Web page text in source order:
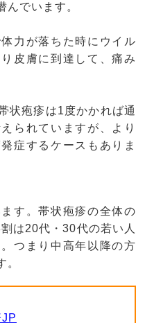
んでいます。
力が落ちた時にウイル
皮膚に到達して、痛み
状疱疹は1度かかれば通
られていますが、より
症するケースもありま
す。帯状疱疹の全体の
は20代・30代の若い人
つまり中高年以降の方
。